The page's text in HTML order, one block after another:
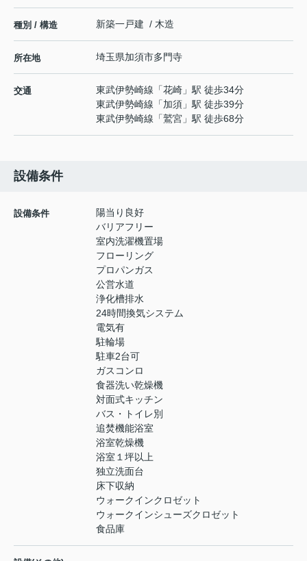
種別 / 構造 新築一戸建 / 木造
所在地 埼玉県加須市多門寺
交通 東武伊勢崎線 「花崎 」駅 徒歩34分
東武伊勢崎線 「加須 」駅 徒歩39分
東武伊勢崎線 「鷲宮 」駅 徒歩68分
設備条件
設備条件
陽当り良好
バリアフリー
室内洗濯機置場
フローリング
プロパンガス
公営水道
浄化槽排水
24時間換気システム
電気有
駐輪場
駐車2台可
ガスコンロ
食器洗い乾燥機
対面式キッチン
バス・トイレ別
追焚機能浴室
浴室乾燥機
浴室１坪以上
独立洗面台
床下収納
ウォークインクロゼット
ウォークインシューズクロゼット
食品庫